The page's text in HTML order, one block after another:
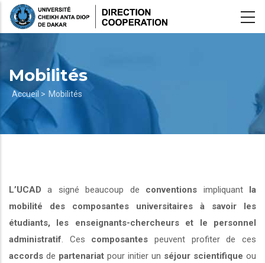
Aller
Mobilités
Fil
d'Ariane
Accueil > Mobilités
L’UCAD a signé beaucoup de conventions impliquant la
mobilité des composantes universitaires à savoir les
étudiants, les enseignants-chercheurs et le personnel
administratif . Ces composantes peuvent profiter de ces
accords de partenariat pour initier un séjour scientifique ou